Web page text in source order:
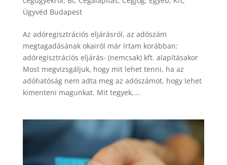
Ügyvéd Budapest
Az adóregisztrációs eljárásról, az adószám
megtagadásának okairól már írtam korábban:
adóregisztrációs eljárás- (nemcsak) kft. alapításakor
Most megvizsgáljuk, hogy mit lehet tenni, ha az
adóhatóság nem adta meg az adószámot, hogy lehet
kimenteni magunkat. Mit tegyek,...